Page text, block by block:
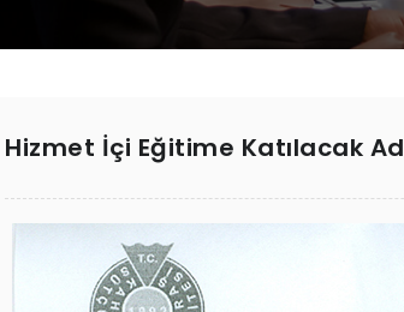
Hizmet İçi Eğitime Katılacak